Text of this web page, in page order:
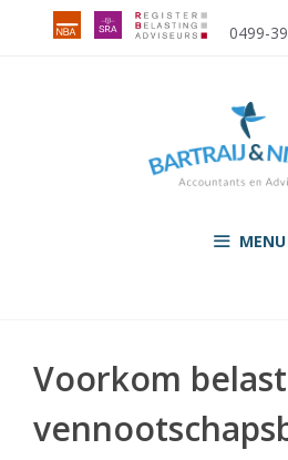
0499-
MENU
Voorkom